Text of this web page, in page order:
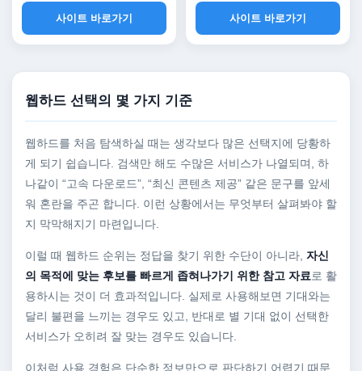
사이트 바로가기
사이트 바로가기
웹하드 선택의 몇 가지 기준
웹하드를 처음 탐색하실 때는 생각보다 많은 선택지에 당황하
게 되기 쉽습니다. 검색만 해도 수많은 서비스가 나열되며, 하
나같이 “고속 다운로드”, “최신 콘텐츠 제공” 같은 문구를 앞세
워 혼란을 주곤 합니다. 이런 상황에서는 무엇부터 살펴봐야 할
지 막막해지기 마련입니다.
이럴 때 웹하드 순위는 정답을 찾기 위한 수단이 아니라, 자신
의 목적에 맞는 후보를 빠르게 좁혀나가기 위한 참고 자료로 활
용하시는 것이 더 효과적입니다. 실제로 사용해보면 기대와는
달리 불편을 느끼는 경우도 있고, 반대로 별 기대 없이 선택한
서비스가 오히려 잘 맞는 경우도 있습니다.
이처럼 사용 경험은 단순한 정보만으로 판단하기 어렵기 때문